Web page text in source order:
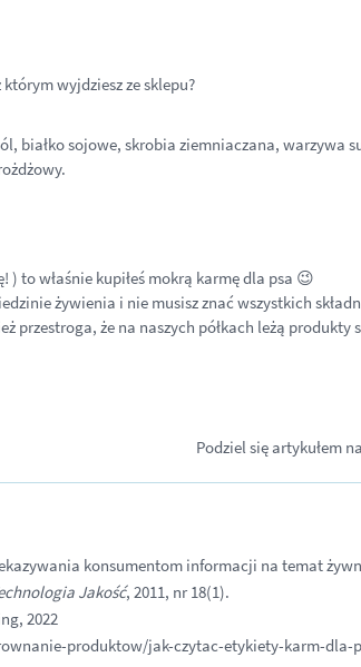
wyjdziesz ze sklepu?
białko sojowe, skrobia ziemniaczana, warzywa
to właśnie kupiłeś mokrą karmę dla psa 😉
żywienia i nie musisz znać wszystkich
przestroga, że na naszych półkach leżą produkty
Podziel się artykułem na
konsumentom informacji na temat
Jakość, 2011, nr 18(1).
2022
produktow/jak-czytac-etykiety-karm-dla-